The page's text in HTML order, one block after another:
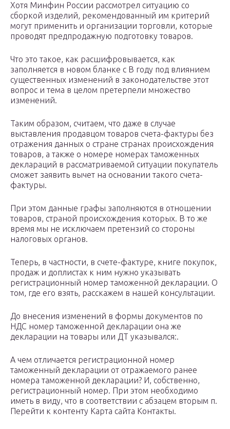
Хотя Минфин России рассмотрел ситуацию со
сборкой изделий, рекомендованный им критерий
могут применить и организации торговли, которые
проводят предпродажную подготовку товаров.
Что это такое, как расшифровывается, как
заполняется в новом бланке с В году под влиянием
существенных изменений в законодательстве этот
вопрос и тема в целом претерпели множество
изменений.
Таким образом, считаем, что даже в случае
выставления продавцом товаров счета-фактуры без
отражения данных о стране странах происхождения
товаров, а также о номере номерах таможенных
деклараций в рассматриваемой ситуации покупатель
сможет заявить вычет на основании такого счета-
фактуры.
При этом данные графы заполняются в отношении
товаров, страной происхождения которых. В то же
время мы не исключаем претензий со стороны
налоговых органов.
Теперь, в частности, в счете-фактуре, книге покупок,
продаж и доплистах к ним нужно указывать
регистрационный номер таможенной декларации. О
том, где его взять, расскажем в нашей консультации.
До внесения изменений в формы документов по
НДС номер таможенной декларации она же
декларации на товары или ДТ указывался:.
А чем отличается регистрационной номер
таможенный декларации от отражаемого ранее
номера таможенной декларации? И, собственно,
регистрационный номер. При этом необходимо
иметь в виду, что в соответствии с абзацем вторым п.
Перейти к контенту Карта сайта Контакты.